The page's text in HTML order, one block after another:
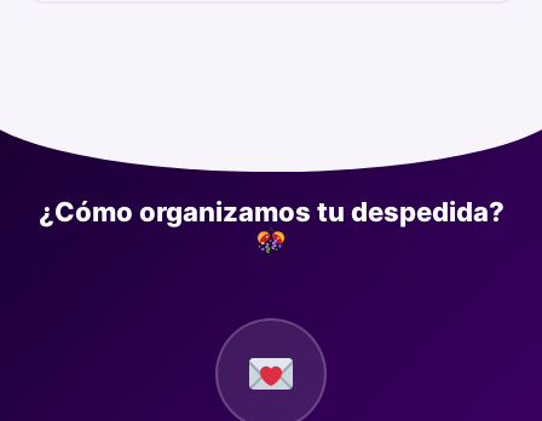
¿Cómo organizamos tu despedida?